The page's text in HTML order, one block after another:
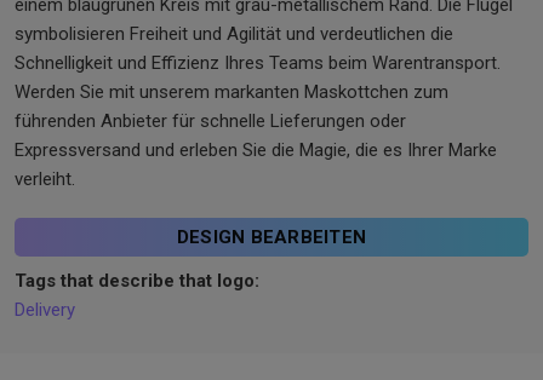
symbolisieren Freiheit und Agilität und verdeutlichen die
Schnelligkeit und Effizienz Ihres Teams beim Warentransport.
Werden Sie mit unserem markanten Maskottchen zum
führenden Anbieter für schnelle Lieferungen oder
Expressversand und erleben Sie die Magie, die es Ihrer Marke
verleiht.
DESIGN BEARBEITEN
Tags that describe that logo:
Delivery